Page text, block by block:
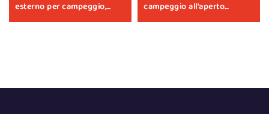
esterno per campeggio,
tenda rigida in alluminio per
campeggio all'aperto
personalizzata e